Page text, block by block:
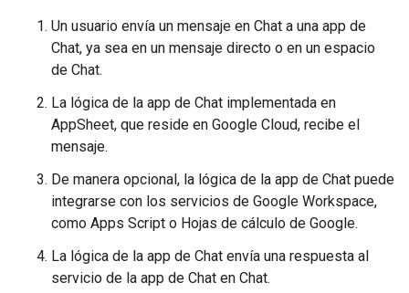
Un usuario envía un mensaje en Chat a una app de
Chat, ya sea en un mensaje directo o en un espacio
de Chat.
La lógica de la app de Chat implementada en
AppSheet, que reside en Google Cloud, recibe el
mensaje.
De manera opcional, la lógica de la app de Chat puede
integrarse con los servicios de Google Workspace,
como Apps Script o Hojas de cálculo de Google.
La lógica de la app de Chat envía una respuesta al
servicio de la app de Chat en Chat.